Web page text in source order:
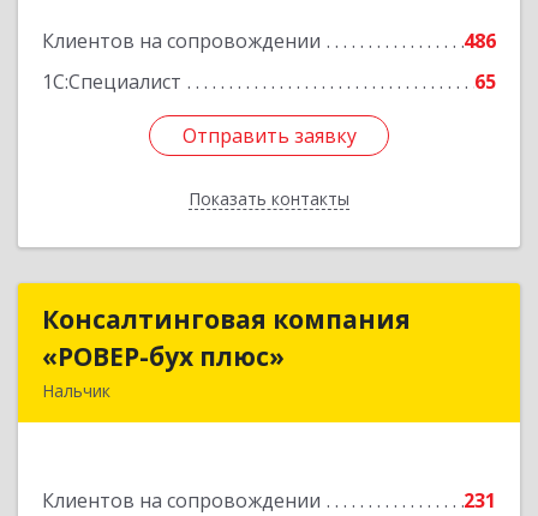
Клиентов на сопровождении
486
1С:Специалист
65
Отправить заявку
Показать контакты
Отправить заявку
Назад
Консалтинговая компания
«РОВЕР-бух плюс»
Нальчик
Клиентов на сопровождении
231
Консалтинговая компания
«РОВЕР-бух плюс»
Подробнее